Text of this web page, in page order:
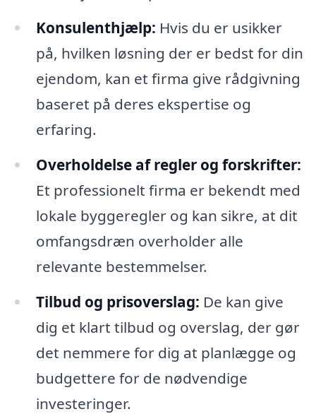
Konsulenthjælp: Hvis du er usikker
på, hvilken løsning der er bedst for din
ejendom, kan et firma give rådgivning
baseret på deres ekspertise og
erfaring.
Overholdelse af regler og forskrifter:
Et professionelt firma er bekendt med
lokale byggeregler og kan sikre, at dit
omfangsdræn overholder alle
relevante bestemmelser.
Tilbud og prisoverslag: De kan give
dig et klart tilbud og overslag, der gør
det nemmere for dig at planlægge og
budgettere for de nødvendige
investeringer.